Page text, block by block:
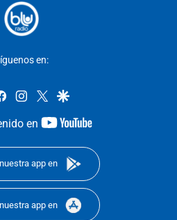
en:
facebookinstagram
twittergoogle
en
youtube-
app en
app en